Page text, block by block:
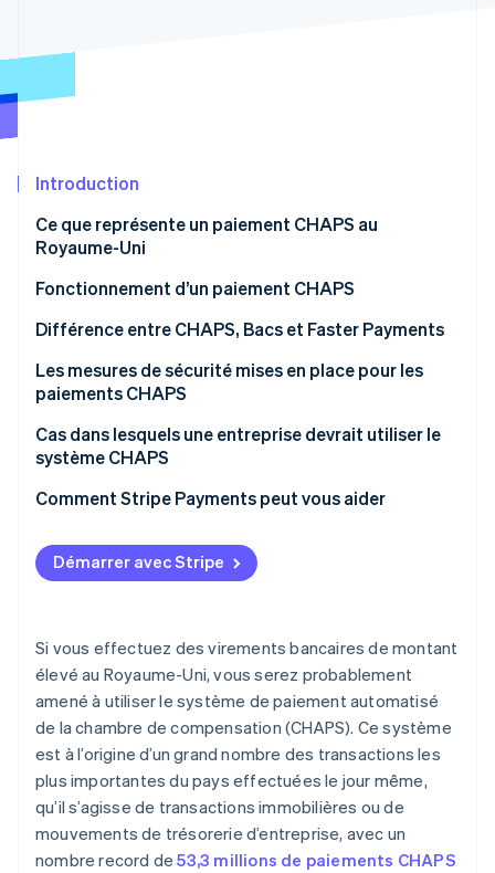
Radar
Atlas
Élimination du carbone
Vérification de l'identité
Découvrez comment Stripe construit l’infrastructure
Regarder la vidéo
Introduction
Ce que représente un paiement CHAPS au
Royaume-Uni
Fonctionnement d’un paiement CHAPS
Différence entre CHAPS, Bacs et Faster Payments
Vitesse et horaires d’exploitation
Plafonds de paiement :
Coût
Cas d’usage classiques
Les mesures de sécurité mises en place pour les
paiements CHAPS
Cas dans lesquels une entreprise devrait utiliser le
système CHAPS
Comment Stripe Payments peut vous aider
Démarrer avec Stripe
Si vous effectuez des virements bancaires de montant
élevé au Royaume-Uni, vous serez probablement
amené à utiliser le système de paiement automatisé
de la chambre de compensation (CHAPS). Ce système
est à l’origine d’un grand nombre des transactions les
plus importantes du pays effectuées le jour même,
qu’il s’agisse de transactions immobilières ou de
mouvements de trésorerie d’entreprise, avec un
nombre record de53,3 millions de paiements CHAPS